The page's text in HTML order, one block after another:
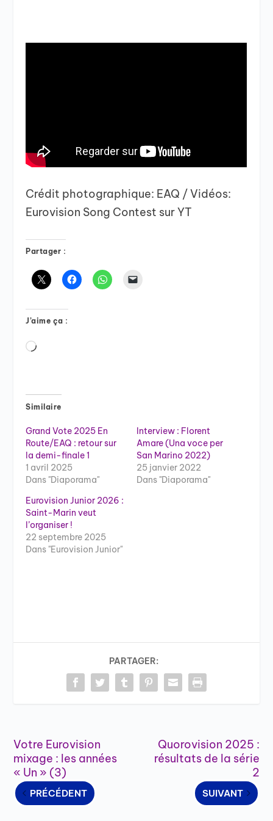
Crédit photographique: EAQ / Vidéos:
Eurovision Song Contest sur YT
Partager :
J’aime ça :
Chargement…
Similaire
Grand Vote 2025 En
Route/EAQ : retour sur
la demi-finale 1
1 avril 2025
Dans "Diaporama"
Interview : Florent
Amare (Una voce per
San Marino 2022)
25 janvier 2022
Dans "Diaporama"
Eurovision Junior 2026 :
Saint-Marin veut
l’organiser !
22 septembre 2025
Dans "Eurovision Junior"
PARTAGER:
Votre Eurovision
mixage : les années
« Un » (3)
PRÉCÉDENT
Quorovision 2025 :
résultats de la série
2
SUIVANT